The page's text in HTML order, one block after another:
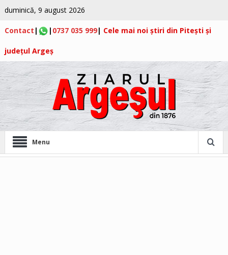
duminică, 9 august 2026
Contact | | 0737 035 999| Cele mai noi știri din Pitești și
județul Argeș
Menu